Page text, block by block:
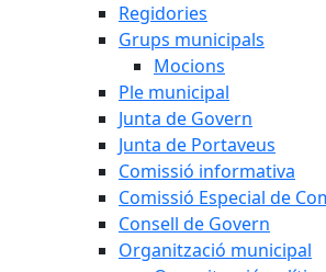
Regidories
Grups municipals
Mocions
Ple municipal
Junta de Govern
Junta de Portaveus
Comissió informativa
Comissió Especial de
Consell de Govern
Organització municipal